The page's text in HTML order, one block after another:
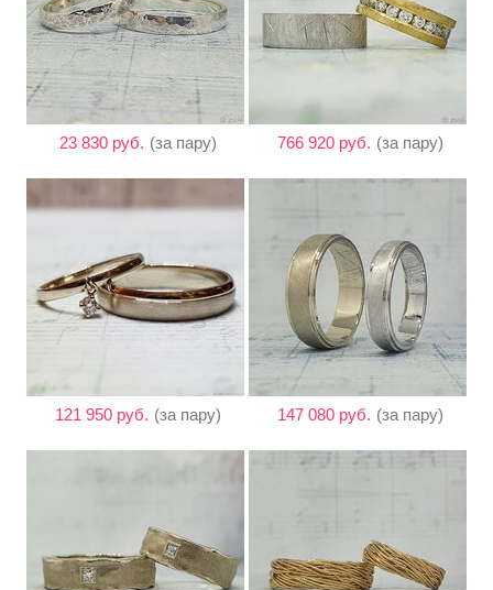
23 830 руб. (за пару) 766 920 руб. (за пару)
121 950 руб. (за пару) 147 080 руб. (за пару)